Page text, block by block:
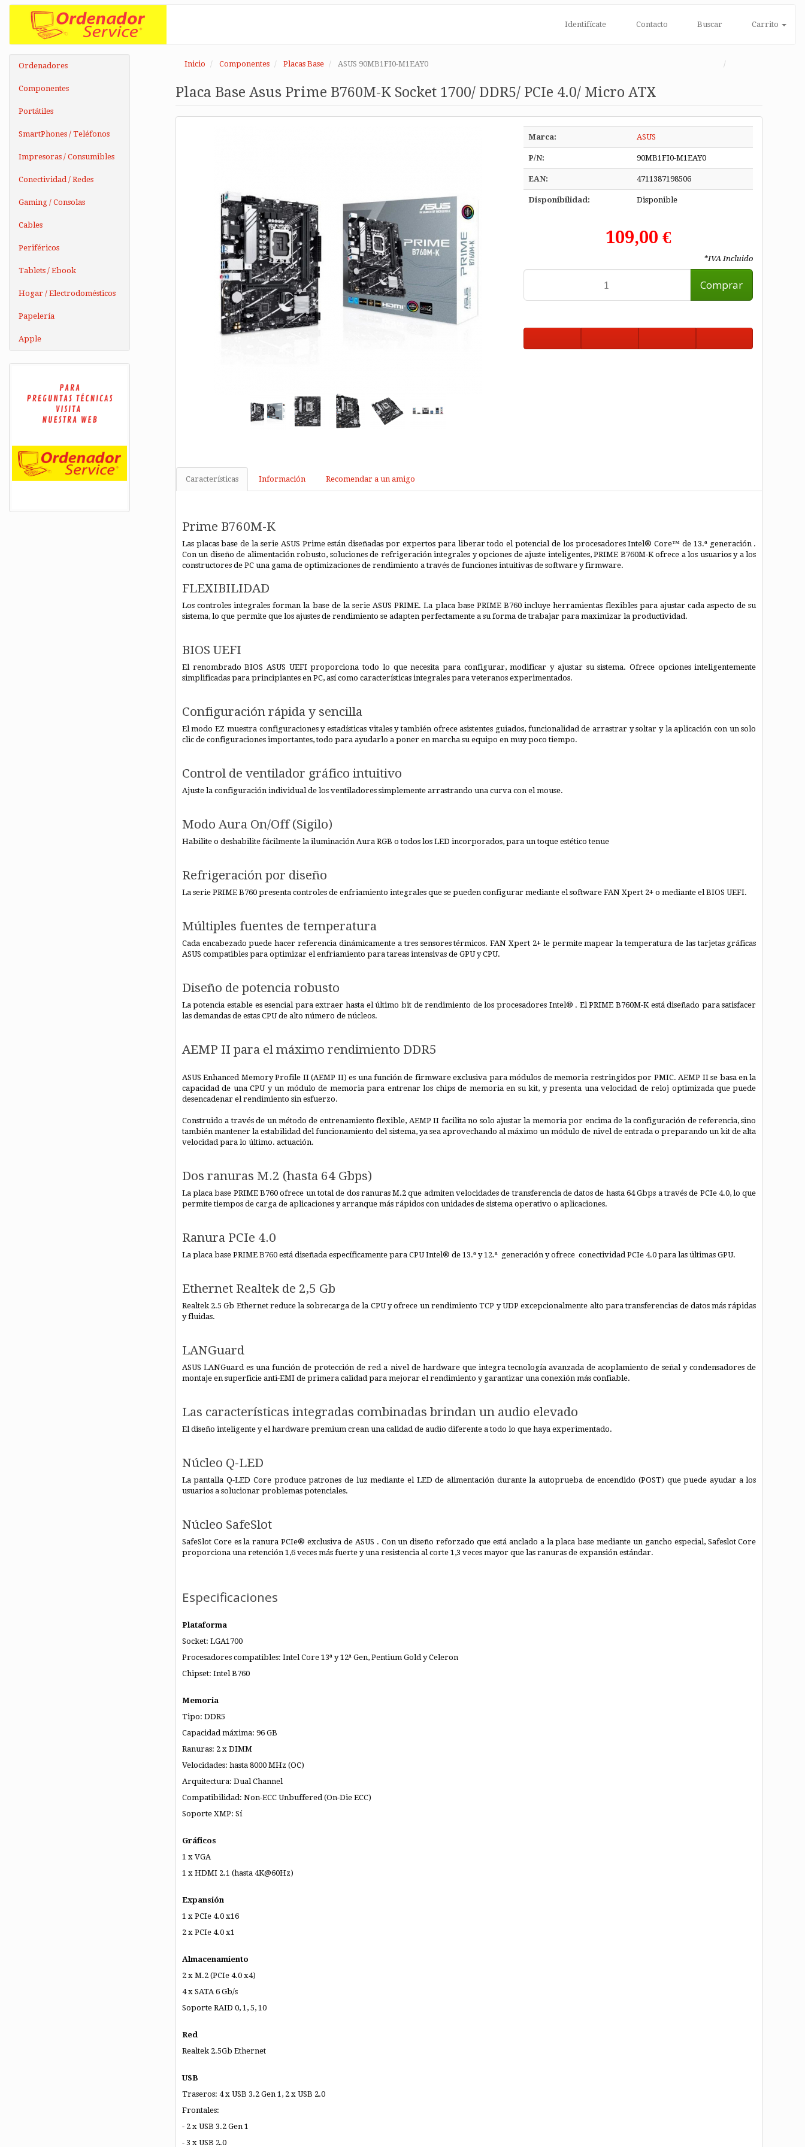
Identifícate Contacto Buscar Carrito
Ordenadores
Componentes
Portátiles
SmartPhones / Teléfonos
Impresoras / Consumibles
Conectividad / Redes
Gaming / Consolas
Cables
Periféricos
Tablets / Ebook
Hogar / Electrodomésticos
Papelería
Apple
Inicio Componentes Placas Base ASUS 90MB1FI0-M1EAY0
Placa Base Asus Prime B760M-K Socket 1700/ DDR5/ PCIe 4.0/ Micro ATX
Marca: ASUS
P/N: 90MB1FI0-M1EAY0
EAN: 4711387198506
Disponibilidad: Disponible
109,00 €
*IVA Incluido
Comprar
Características Información Recomendar a un amigo
Prime B760M-K
Las placas base de la serie ASUS Prime están diseñadas por expertos para liberar todo el potencial de los procesadores Intel® Core™ de 13.ª generación .
Con un diseño de alimentación robusto, soluciones de refrigeración integrales y opciones de ajuste inteligentes, PRIME B760M-K ofrece a los usuarios y a los
constructores de PC una gama de optimizaciones de rendimiento a través de funciones intuitivas de software y firmware.
FLEXIBILIDAD
Los controles integrales forman la base de la serie ASUS PRIME. La placa base PRIME B760 incluye herramientas flexibles para ajustar cada aspecto de su
sistema, lo que permite que los ajustes de rendimiento se adapten perfectamente a su forma de trabajar para maximizar la productividad.
BIOS UEFI
El renombrado BIOS ASUS UEFI proporciona todo lo que necesita para configurar, modificar y ajustar su sistema. Ofrece opciones inteligentemente
simplificadas para principiantes en PC, así como características integrales para veteranos experimentados.
Configuración rápida y sencilla
El modo EZ muestra configuraciones y estadísticas vitales y también ofrece asistentes guiados, funcionalidad de arrastrar y soltar y la aplicación con un solo
clic de configuraciones importantes, todo para ayudarlo a poner en marcha su equipo en muy poco tiempo.
Control de ventilador gráfico intuitivo
Ajuste la configuración individual de los ventiladores simplemente arrastrando una curva con el mouse.
Modo Aura On/Off (Sigilo)
Habilite o deshabilite fácilmente la iluminación Aura RGB o todos los LED incorporados, para un toque estético tenue
Refrigeración por diseño
La serie PRIME B760 presenta controles de enfriamiento integrales que se pueden configurar mediante el software FAN Xpert 2+ o mediante el BIOS UEFI.
Múltiples fuentes de temperatura
Cada encabezado puede hacer referencia dinámicamente a tres sensores térmicos. FAN Xpert 2+ le permite mapear la temperatura de las tarjetas gráficas
ASUS compatibles para optimizar el enfriamiento para tareas intensivas de GPU y CPU.
Diseño de potencia robusto
La potencia estable es esencial para extraer hasta el último bit de rendimiento de los procesadores Intel® . El PRIME B760M-K está diseñado para satisfacer
las demandas de estas CPU de alto número de núcleos.
AEMP II para el máximo rendimiento DDR5
ASUS Enhanced Memory Profile II (AEMP II) es una función de firmware exclusiva para módulos de memoria restringidos por PMIC. AEMP II se basa en la
capacidad de una CPU y un módulo de memoria para entrenar los chips de memoria en su kit, y presenta una velocidad de reloj optimizada que puede
desencadenar el rendimiento sin esfuerzo.
Construido a través de un método de entrenamiento flexible, AEMP II facilita no solo ajustar la memoria por encima de la configuración de referencia, sino
también mantener la estabilidad del funcionamiento del sistema, ya sea aprovechando al máximo un módulo de nivel de entrada o preparando un kit de alta
velocidad para lo último. actuación.
Dos ranuras M.2 (hasta 64 Gbps)
La placa base PRIME B760 ofrece un total de dos ranuras M.2 que admiten velocidades de transferencia de datos de hasta 64 Gbps a través de PCIe 4.0, lo que
permite tiempos de carga de aplicaciones y arranque más rápidos con unidades de sistema operativo o aplicaciones.
Ranura PCIe 4.0
La placa base PRIME B760 está diseñada específicamente para CPU Intel® de 13.ª y 12.ª generación y ofrece conectividad PCIe 4.0 para las últimas GPU.
Ethernet Realtek de 2,5 Gb
Realtek 2.5 Gb Ethernet reduce la sobrecarga de la CPU y ofrece un rendimiento TCP y UDP excepcionalmente alto para transferencias de datos más rápidas
y fluidas.
LANGuard
ASUS LANGuard es una función de protección de red a nivel de hardware que integra tecnología avanzada de acoplamiento de señal y condensadores de
montaje en superficie anti-EMI de primera calidad para mejorar el rendimiento y garantizar una conexión más confiable.
Las características integradas combinadas brindan un audio elevado
El diseño inteligente y el hardware premium crean una calidad de audio diferente a todo lo que haya experimentado.
Núcleo Q-LED
La pantalla Q-LED Core produce patrones de luz mediante el LED de alimentación durante la autoprueba de encendido (POST) que puede ayudar a los
usuarios a solucionar problemas potenciales.
Núcleo SafeSlot
SafeSlot Core es la ranura PCIe® exclusiva de ASUS . Con un diseño reforzado que está anclado a la placa base mediante un gancho especial, Safeslot Core
proporciona una retención 1,6 veces más fuerte y una resistencia al corte 1,3 veces mayor que las ranuras de expansión estándar.
Especificaciones
Plataforma
Socket: LGA1700
Procesadores compatibles: Intel Core 13ª y 12ª Gen, Pentium Gold y Celeron
Chipset: Intel B760
Memoria
Tipo: DDR5
Capacidad máxima: 96 GB
Ranuras: 2 x DIMM
Velocidades: hasta 8000 MHz (OC)
Arquitectura: Dual Channel
Compatibilidad: Non-ECC Unbuffered (On-Die ECC)
Soporte XMP: Sí
Gráficos
1 x VGA
1 x HDMI 2.1 (hasta 4K@60Hz)
Expansión
1 x PCIe 4.0 x16
2 x PCIe 4.0 x1
Almacenamiento
2 x M.2 (PCIe 4.0 x4)
4 x SATA 6 Gb/s
Soporte RAID 0, 1, 5, 10
Red
Realtek 2.5Gb Ethernet
USB
Traseros: 4 x USB 3.2 Gen 1, 2 x USB 2.0
Frontales:
- 2 x USB 3.2 Gen 1
- 3 x USB 2.0